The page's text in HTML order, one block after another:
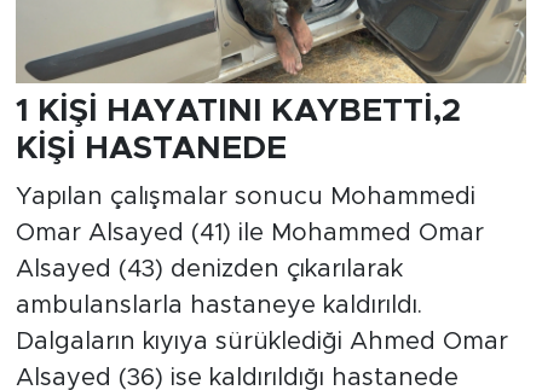
1 KİŞİ HAYATINI KAYBETTİ,2
KİŞİ HASTANEDE
Yapılan çalışmalar sonucu Mohammedi
Omar Alsayed (41) ile Mohammed Omar
Alsayed (43) denizden çıkarılarak
ambulanslarla hastaneye kaldırıldı.
Dalgaların kıyıya sürüklediği Ahmed Omar
Alsayed (36) ise kaldırıldığı hastanede